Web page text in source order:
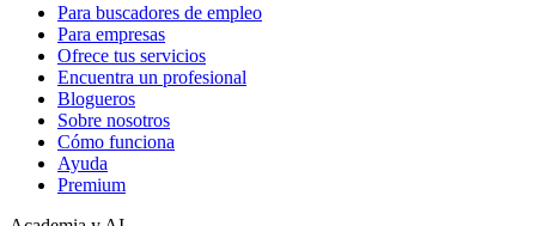
Para buscadores de empleo
Para empresas
Ofrece tus servicios
Encuentra un profesional
Blogueros
Sobre nosotros
Cómo funciona
Ayuda
Premium